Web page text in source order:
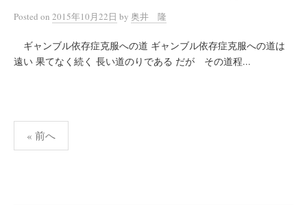
Posted on 2015年10月22日 by 奥井 隆
ギャンブル依存症克服への道 ギャンブル依存症克服への道は
遠い 果てなく続く 長い道のりである だが その道程...
« 前へ